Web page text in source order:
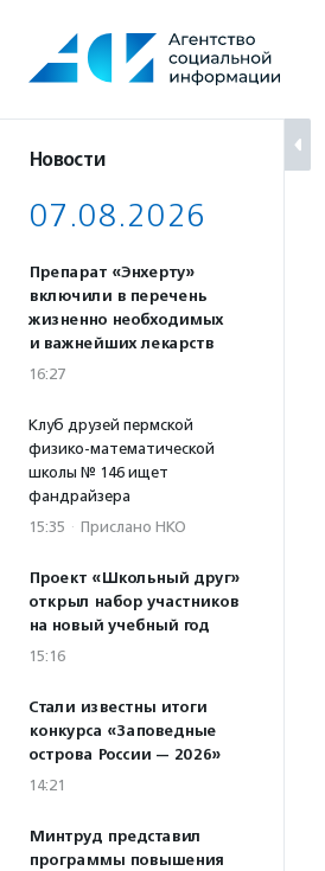
содержанию
Новости
07.08.2026
Препарат «Энхерту»
включили в перечень
жизненно необходимых
и важнейших лекарств
16:27
Клуб друзей пермской
физико-математической
школы № 146 ищет
фандрайзера
15:35 · Прислано НКО
Проект «Школьный друг»
открыл набор участников
на новый учебный год
15:16
Стали известны итоги
конкурса «Заповедные
острова России — 2026»
14:21
Минтруд представил
программы повышения